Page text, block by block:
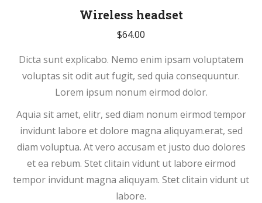
Wireless headset
$64.00
Dicta sunt explicabo. Nemo enim ipsam voluptatem
voluptas sit odit aut fugit, sed quia consequuntur.
Lorem ipsum nonum eirmod dolor.
Aquia sit amet, elitr, sed diam nonum eirmod tempor
invidunt labore et dolore magna aliquyam.erat, sed
diam voluptua. At vero accusam et justo duo dolores
et ea rebum. Stet clitain vidunt ut labore eirmod
tempor invidunt magna aliquyam. Stet clitain vidunt ut
labore.